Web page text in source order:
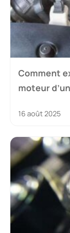
Comment
moteur
16 août 2025